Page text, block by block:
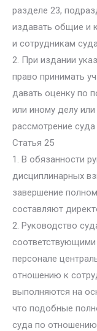
разделе 23,
издавать общие и
и сотрудникам
2. При издании
право принимать
давать оценку по
или иному делу
рассмотрение суда
Статья 25
1. В обязанности
дисциплинарных
завершение
составляют
2. Руководство
персонале
отношению к
выполняются на
что подобные
суда по